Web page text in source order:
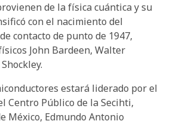
de la física cuántica y su
con el nacimiento del
contacto de punto de 1947,
John Bardeen, Walter
estará liderado por el
Centro Público de la Secihti,
México, Edmundo Antonio